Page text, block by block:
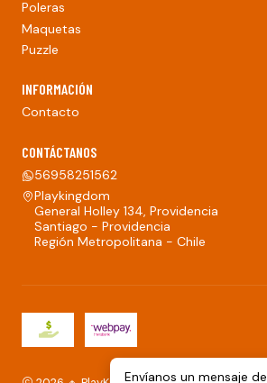
Poleras
Maquetas
Puzzle
INFORMACIÓN
Contacto
CONTÁCTANOS
56958251562
Playkingdom
General Holley 134, Providencia
Santiago - Providencia
Región Metropolitana - Chile
Envíanos un mensaje de